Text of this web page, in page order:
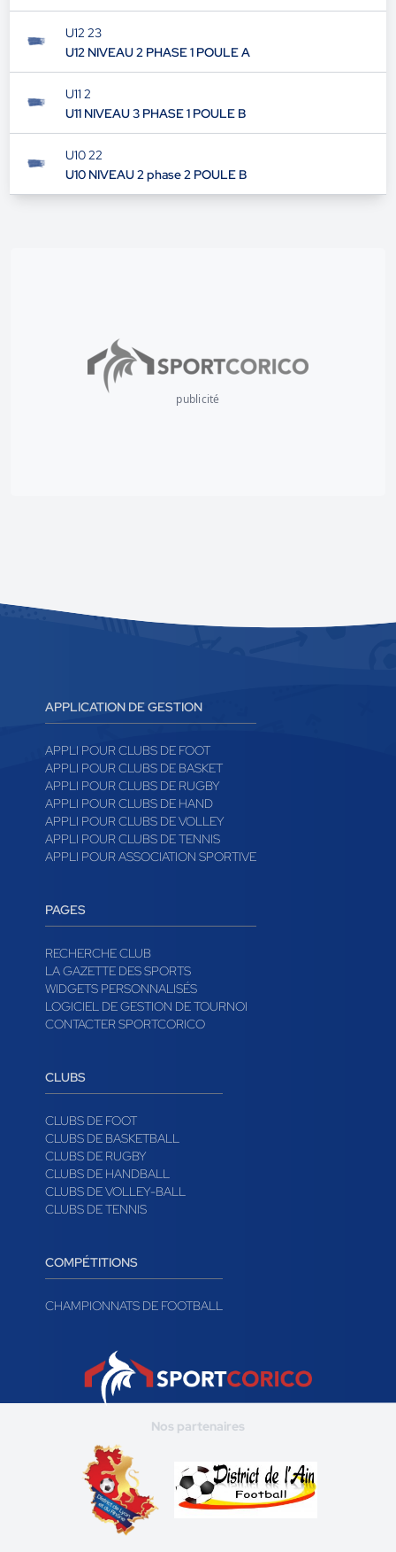
U12 23
U12 NIVEAU 2 PHASE 1 POULE A
U11 2
U11 NIVEAU 3 PHASE 1 POULE B
U10 22
U10 NIVEAU 2 phase 2 POULE B
publicité
APPLICATION DE GESTION
APPLI POUR CLUBS DE FOOT
APPLI POUR CLUBS DE BASKET
APPLI POUR CLUBS DE RUGBY
APPLI POUR CLUBS DE HAND
APPLI POUR CLUBS DE VOLLEY
APPLI POUR CLUBS DE TENNIS
APPLI POUR ASSOCIATION SPORTIVE
PAGES
RECHERCHE CLUB
LA GAZETTE DES SPORTS
WIDGETS PERSONNALISÉS
LOGICIEL DE GESTION DE TOURNOI
CONTACTER SPORTCORICO
CLUBS
CLUBS DE FOOT
CLUBS DE BASKETBALL
CLUBS DE RUGBY
CLUBS DE HANDBALL
CLUBS DE VOLLEY-BALL
CLUBS DE TENNIS
COMPÉTITIONS
CHAMPIONNATS DE FOOTBALL
Nos partenaires